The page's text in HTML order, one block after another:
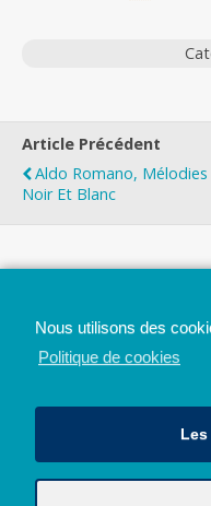
Article Précédent
Aldo Romano, Mélodies
Noir Et Blanc
Nous utilisons des
Politique de cookies